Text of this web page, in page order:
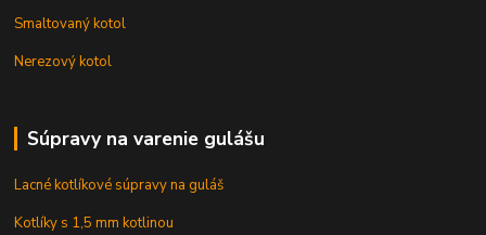
Smaltovaný kotol
Nerezový kotol
Súpravy na varenie gulášu
Lacné kotlíkové súpravy na guláš
Kotlíky s 1,5 mm kotlinou